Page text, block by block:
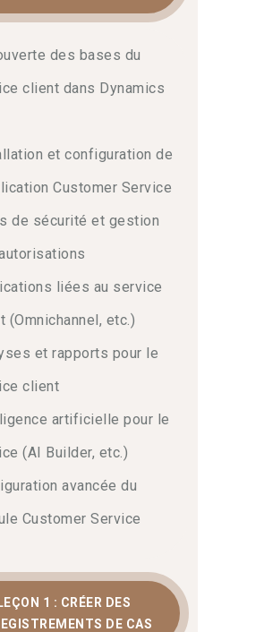
des bases du
client dans Dynamics
et configuration de
Customer Service
de sécurité et gestion
liées au service
(Omnichannel, etc.)
et rapports pour le
client
artificielle pour le
(AI Builder, etc.)
avancée du
Customer Service
1 : CRÉER DES
DE CAS